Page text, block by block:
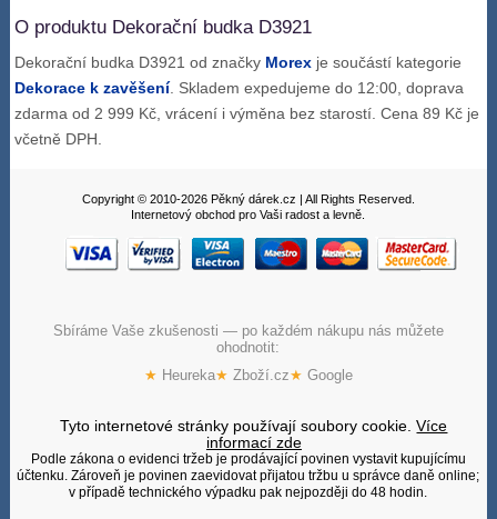
O produktu Dekorační budka D3921
Dekorační budka D3921 od značky Morex je součástí kategorie
Dekorace k zavěšení. Skladem expedujeme do 12:00, doprava
zdarma od 2 999 Kč, vrácení i výměna bez starostí. Cena 89 Kč je
včetně DPH.
Copyright © 2010-2026 Pěkný dárek.cz | All Rights Reserved.
Internetový obchod pro Vaši radost a levně.
Sbíráme Vaše zkušenosti — po každém nákupu nás můžete
ohodnotit:
★ Heureka★ Zboží.cz★ Google
Tyto internetové stránky používají soubory cookie.Více
informací zde
Podle zákona o evidenci tržeb je prodávající povinen vystavit kupujícímu
účtenku. Zároveň je povinen zaevidovat přijatou tržbu u správce daně online;
v případě technického výpadku pak nejpozději do 48 hodin.